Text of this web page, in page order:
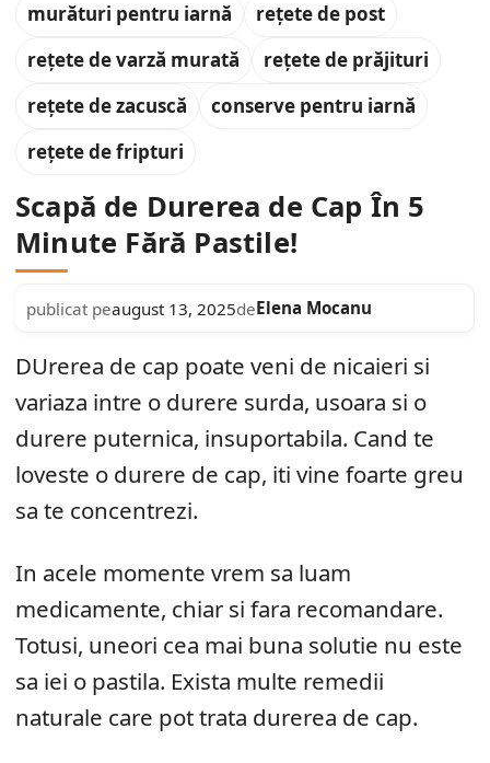
murături pentru iarnă
rețete de post
rețete de varză murată
rețete de prăjituri
rețete de zacuscă
conserve pentru iarnă
rețete de fripturi
Scapă de Durerea de Cap În 5
Minute Fără Pastile!
publicat peaugust 13, 2025deElena Mocanu
DUrerea de cap poate veni de nicaieri si
variaza intre o durere surda, usoara si o
durere puternica, insuportabila. Cand te
loveste o durere de cap, iti vine foarte greu
sa te concentrezi.
In acele momente vrem sa luam
medicamente, chiar si fara recomandare.
Totusi, uneori cea mai buna solutie nu este
sa iei o pastila. Exista multe remedii
naturale care pot trata durerea de cap.